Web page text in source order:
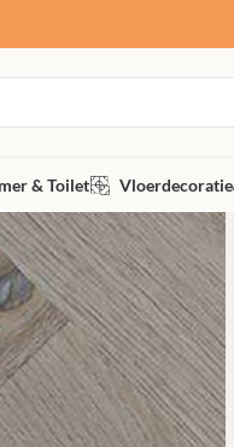
& Toilet Vloerdecoratie